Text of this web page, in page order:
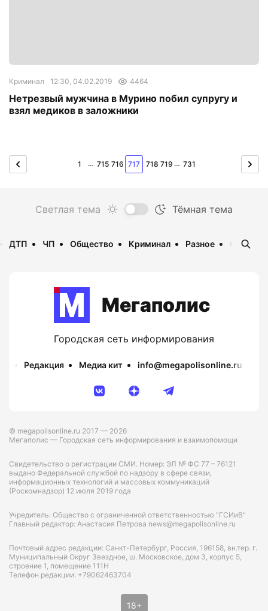
Криминал 12:30, 04.02.2019 4464
Нетрезвый мужчина в Мурино побил супругу и
взял медиков в заложники
1 … 715 716 717 718 719 … 731
ДТП ЧП Общество Криминал Разное
Мегаполис
Городская сеть информирования
Редакция Медиа кит info@megapolisonline.ru
© megapolisonline.ru 2017 — 2026
Мегаполис — Городская сеть информирования и взаимопомощи
Свидетельство о регистрации СМИ. Номер: ЭЛ № ФС 77 – 76121
выдано Федеральной службой по надзору в сфере связи,
информационных технологий и массовых коммуникаций
(Роскомнадзор) 12 июля 2019 года
Учредитель: Общество с ограниченной ответственностью "ГСИиВ"
Главный редактор: Анастасия Петрова news@megapolisonline.ru
Почтовый адрес редакции: Санкт-Петербург, Россия, 196158, вн.тер. г.
Муниципальный Округ Звездное, ш. Московское, дом 3, корпус 5,
строение 1, помещение 111Н
Телефон редакции: +79062463704
18+